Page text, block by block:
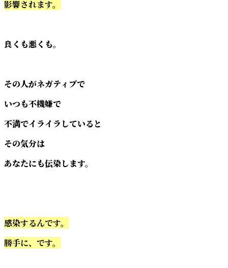
影響されます。
良くも悪くも。
その人がネガティブで
いつも不機嫌で
不満でイライラしていると
その気分は
あなたにも伝染します。
感染するんです。
勝手に、です。